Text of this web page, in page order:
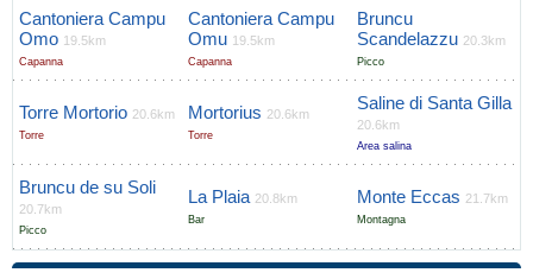
Cantoniera Campu
Omo 19.5km
Capanna
Cantoniera Campu
Omu 19.5km
Capanna
Bruncu
Scandelazzu 20.3km
Picco
Torre Mortorio 20.6km
Torre
Mortorius 20.6km
Torre
Saline di Santa Gilla
20.6km
Area salina
Bruncu de su Soli
20.7km
Picco
La Plaia 20.8km
Bar
Monte Eccas 21.7km
Montagna